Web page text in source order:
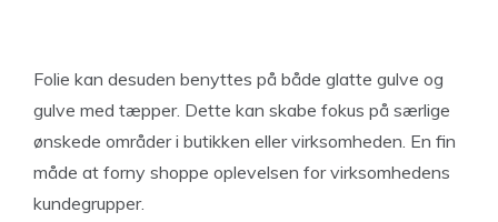
Folie kan desuden benyttes på både glatte gulve og
gulve med tæpper. Dette kan skabe fokus på særlige
ønskede områder i butikken eller virksomheden. En fin
måde at forny shoppe oplevelsen for virksomhedens
kundegrupper.